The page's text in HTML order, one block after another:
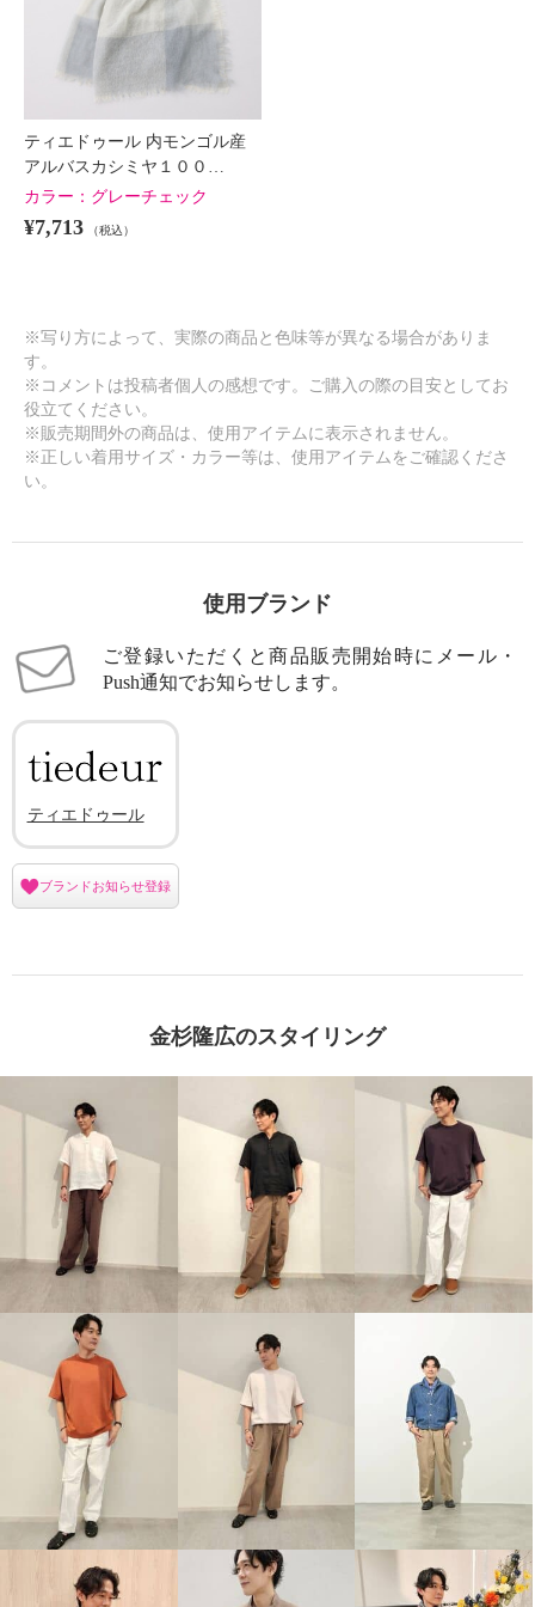
ティエドゥール 内モンゴル産
アルバスカシミヤ１００…
カラー： グレーチェック
¥7,713 （税込）
※写り方によって、実際の商品と色味等が異なる場合がありま
す。
※コメントは投稿者個人の感想です。ご購入の際の目安としてお
役立てください。
※販売期間外の商品は、使用アイテムに表示されません。
※正しい着用サイズ・カラー等は、使用アイテムをご確認くださ
い。
使用ブランド
ご登録いただくと商品販売開始時にメール・
Push通知でお知らせします。
ティエドゥール
ブランドお知らせ登録
金杉隆広のスタイリング